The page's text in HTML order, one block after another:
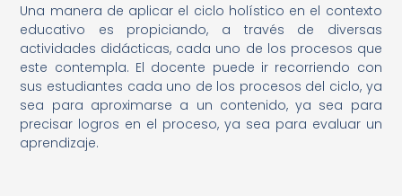
Una manera de aplicar el ciclo holístico en el contexto
educativo es propiciando, a través de diversas
actividades didácticas, cada uno de los procesos que
este contempla. El docente puede ir recorriendo con
sus estudiantes cada uno de los procesos del ciclo, ya
sea para aproximarse a un contenido, ya sea para
precisar logros en el proceso, ya sea para evaluar un
aprendizaje.